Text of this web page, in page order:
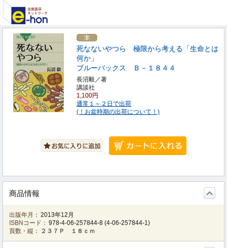
死なないやつら 極限から考える「生命とは
何か」
ブルーバックス Ｂ－１８４４
長沼毅／著
講談社
1,100円
通常１～２日で出荷
(！お盆時期の出荷について！)
商品情報
出版年月： 2013年12月
ISBNコード： 978-4-06-257844-8 (4-06-257844-1)
頁数・縦：
２３７Ｐ １８ｃｍ